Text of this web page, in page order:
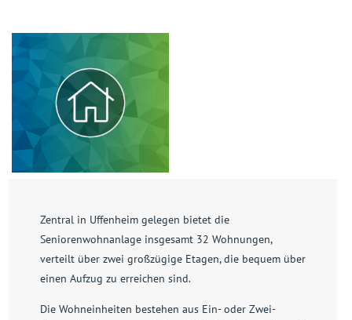
Zentral in Uffenheim gelegen bietet die
Seniorenwohnanlage insgesamt 32 Wohnungen,
verteilt über zwei großzügige Etagen, die bequem über
einen Aufzug zu erreichen sind.
Die Wohneinheiten bestehen aus Ein- oder Zwei-